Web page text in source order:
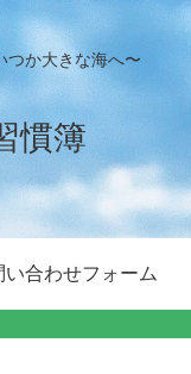
か大きな海へ〜
慣簿
い合わせフォーム